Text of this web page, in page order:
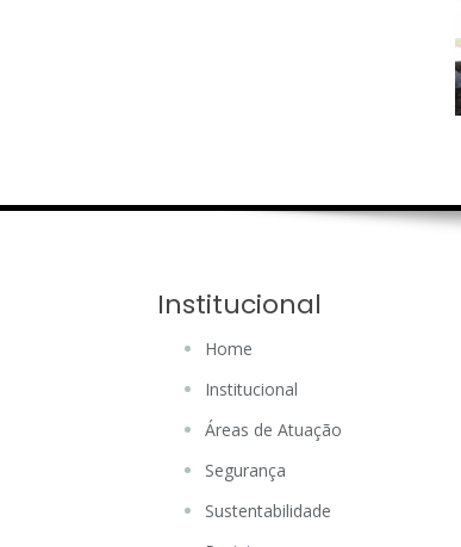
Institucional
Home
Institucional
Áreas de Atuação
Segurança
Sustentabilidade